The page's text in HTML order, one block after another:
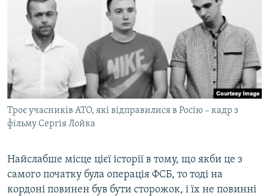
Троє учасників АТО, які відправилися в Росію – кадр з
фільму Сергія Лойка
Найслабше місце цієї історії в тому, що якби це з
самого початку була операція ФСБ, то тоді на
кордоні повинен був бути сторожок, і їх не повинні